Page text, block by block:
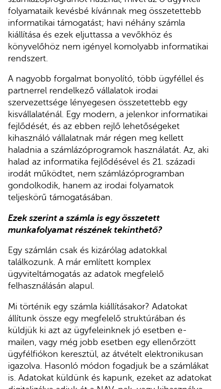
folyamataik kevésbé kívánnak meg összetettebb
informatikai támogatást; havi néhány számla
kiállítása és ezek eljuttassa a vevőkhöz és
könyvelőhöz nem igényel komolyabb informatikai
rendszert.
A nagyobb forgalmat bonyolító, több ügyféllel és
partnerrel rendelkező vállalatok irodai
szervezettsége lényegesen összetettebb egy
kisvállalaténál. Egy modern, a jelenkor informatikai
fejlődését, és az ebben rejlő lehetőségeket
kihasználó vállalatnak már régen meg kellett
haladnia a számlázóprogramok használatát. Az, aki
halad az informatika fejlődésével és 21. századi
irodát működtet, nem számlázóprogramban
gondolkodik, hanem az irodai folyamatok
teljeskörű támogatásában.
Ezek szerint a számla is egy összetett
munkafolyamat részének tekinthető?
Egy számlán csak és kizárólag adatokkal
találkozunk. A már említett komplex
ügyviteltámogatás az adatok megfelelő
felhasználásán alapul.
Mi történik egy számla kiállításakor? Adatokat
állítunk össze egy megfelelő struktúrában és
küldjük ki azt az ügyfeleinknek jó esetben e-
mailen, vagy még jobb esetben egy ellenőrzött
ügyfélfiókon keresztül, az átvételt elektronikusan
igazolva. Hasonló módon fogadjuk be a számlákat
is. Adatokat küldünk és kapunk, ezeket az adatokat